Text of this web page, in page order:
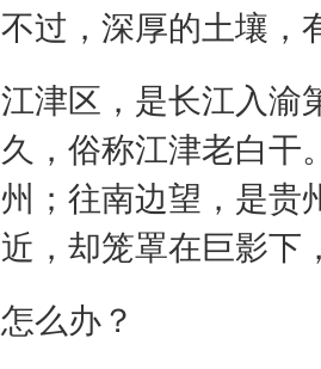
不过，深厚的土壤，
江津区，是长江入渝
久，俗称江津老白干
州；往南边望，是贵
近，却笼罩在巨影下
怎么办？